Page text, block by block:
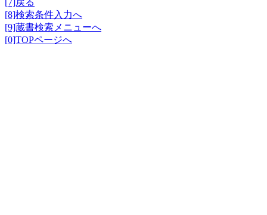
[7]戻る
[8]検索条件入力へ
[9]蔵書検索メニューへ
[0]TOPページへ